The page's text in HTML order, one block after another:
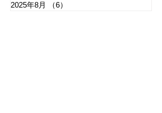
2025年8月
（6）